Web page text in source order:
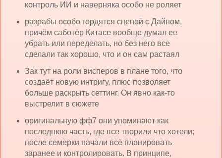
контроль ИИ и наверняка особо не роляет
разрабы особо гордятся сценой с Дайном,
причём саботёр Китасе вообще думал ее
убрать или переделать, но без него все
сделали так хорошо, что и он сам растаял
Зак тут на роли висперов в плане того, что
создаёт новую интригу, плюс позволяет
больше раскрыть сеттинг. Он явно как-то
выстрелит в сюжете
оригинальную фф7 они упоминают как
последнюю часть, где все творили что хотели;
после семерки начали всё планировать
заранее и контролировать. В принципе,